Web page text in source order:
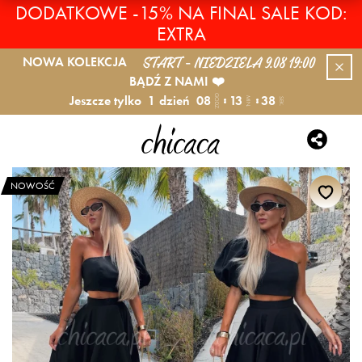
DODATKOWE -15% NA FINAL SALE KOD:
EXTRA
NOWA KOLEKCJA START - NIEDZIELA 9.08 19:00
BĄDŹ Z NAMI ❤️
Jeszcze tylko 1 dzień 08 GODZ. 13 MIN. 37 SEK.
NOWOŚĆ